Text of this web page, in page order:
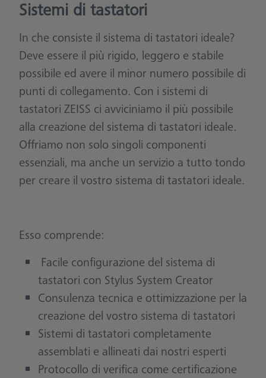
Sistemi di tastatori
In che consiste il sistema di tastatori ideale?
Deve essere il più rigido, leggero e stabile
possibile ed avere il minor numero possibile di
punti di collegamento. Con i sistemi di
tastatori ZEISS ci avviciniamo il più possibile
alla creazione del sistema di tastatori ideale.
Offriamo non solo singoli componenti
essenziali, ma anche un servizio a tutto tondo
per creare il vostro sistema di tastatori ideale.
Esso comprende:
Facile configurazione del sistema di
tastatori con Stylus System Creator
Consulenza tecnica e ottimizzazione per la
creazione del vostro sistema di tastatori
Sistemi di tastatori completamente
assemblati e allineati dai nostri esperti
Protocollo di verifica come certificazione